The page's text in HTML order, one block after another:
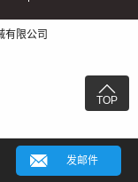

TOP
限公司
发邮件